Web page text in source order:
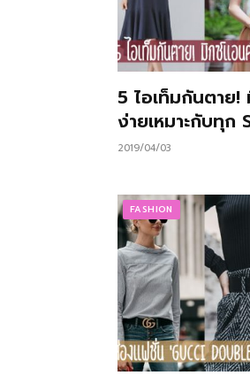
5 ไอเท็มกันตาย
ง่ายเหมาะกับทุก
2019/04/03
FASHION